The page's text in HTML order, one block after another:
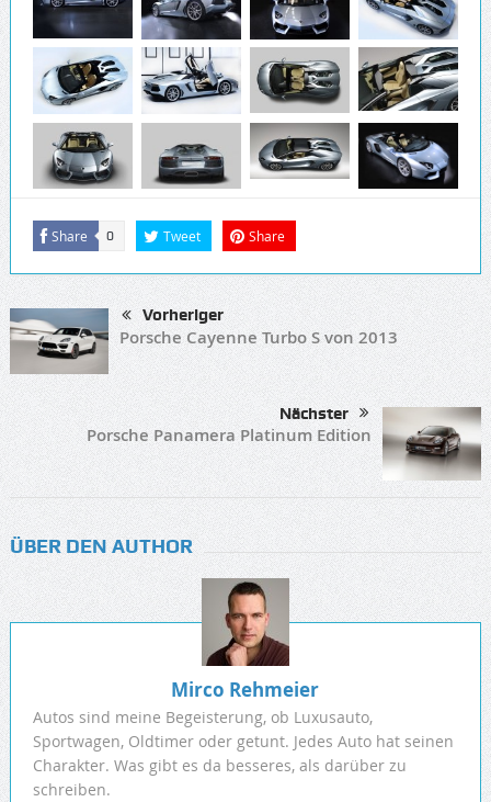
Share 0 Tweet Share
Vorheriger
Porsche Cayenne Turbo S von 2013
Nächster
Porsche Panamera Platinum Edition
ÜBER DEN AUTHOR
Mirco Rehmeier
Autos sind meine Begeisterung, ob Luxusauto,
Sportwagen, Oldtimer oder getunt. Jedes Auto hat seinen
Charakter. Was gibt es da besseres, als darüber zu
schreiben.